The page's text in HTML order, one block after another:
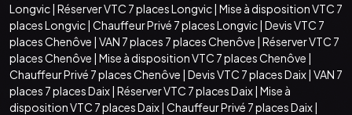
Longvic| Réserver VTC 7 places Longvic| Mise à disposition VTC 7
places Longvic| Chauffeur Privé 7 places Longvic| Devis VTC 7
places Chenôve | VAN 7 places 7 places Chenôve | Réserver VTC 7
places Chenôve | Mise à disposition VTC 7 places Chenôve |
Chauffeur Privé 7 places Chenôve | Devis VTC 7 places Daix| VAN 7
places 7 places Daix| Réserver VTC 7 places Daix| Mise à
disposition VTC 7 places Daix| Chauffeur Privé 7 places Daix|